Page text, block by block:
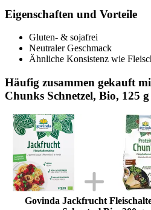
Eigenschaften und Vorteile
Gluten- & sojafrei
Neutraler Geschmack
Ähnliche Konsistenz wie
Häufig zusammen gekauft
Chunks Schnetzel, Bio, 125 g
Govinda Jackfrucht